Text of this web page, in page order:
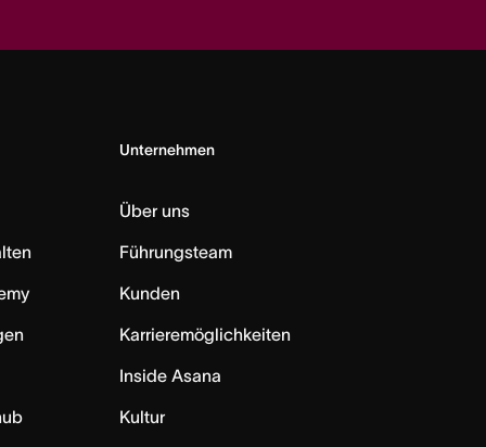
Unternehmen
Über uns
Führungsteam
Kunden
Karrieremöglichkeiten
Inside Asana
Kultur